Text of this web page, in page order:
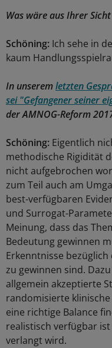
Was wäre aus Ihrer
Schöning: Ich sehe in
kaum
In unseremletzten
sei "Gefangener seiner
der AMNOG-Reform
Schöning: Eigentlich
methodische Rigidität
nicht aufgebrochen
zum Teil auch am
best-verfügbaren
und Surrogat-
Meinung, dass das
Bedeutung gewinnen
Erkenntnisse
zu gewinnen sind.
allgemein akzeptierte
randomisierte klinische
eine richtige Balance
realistisch verfügbar
verlangt wird.